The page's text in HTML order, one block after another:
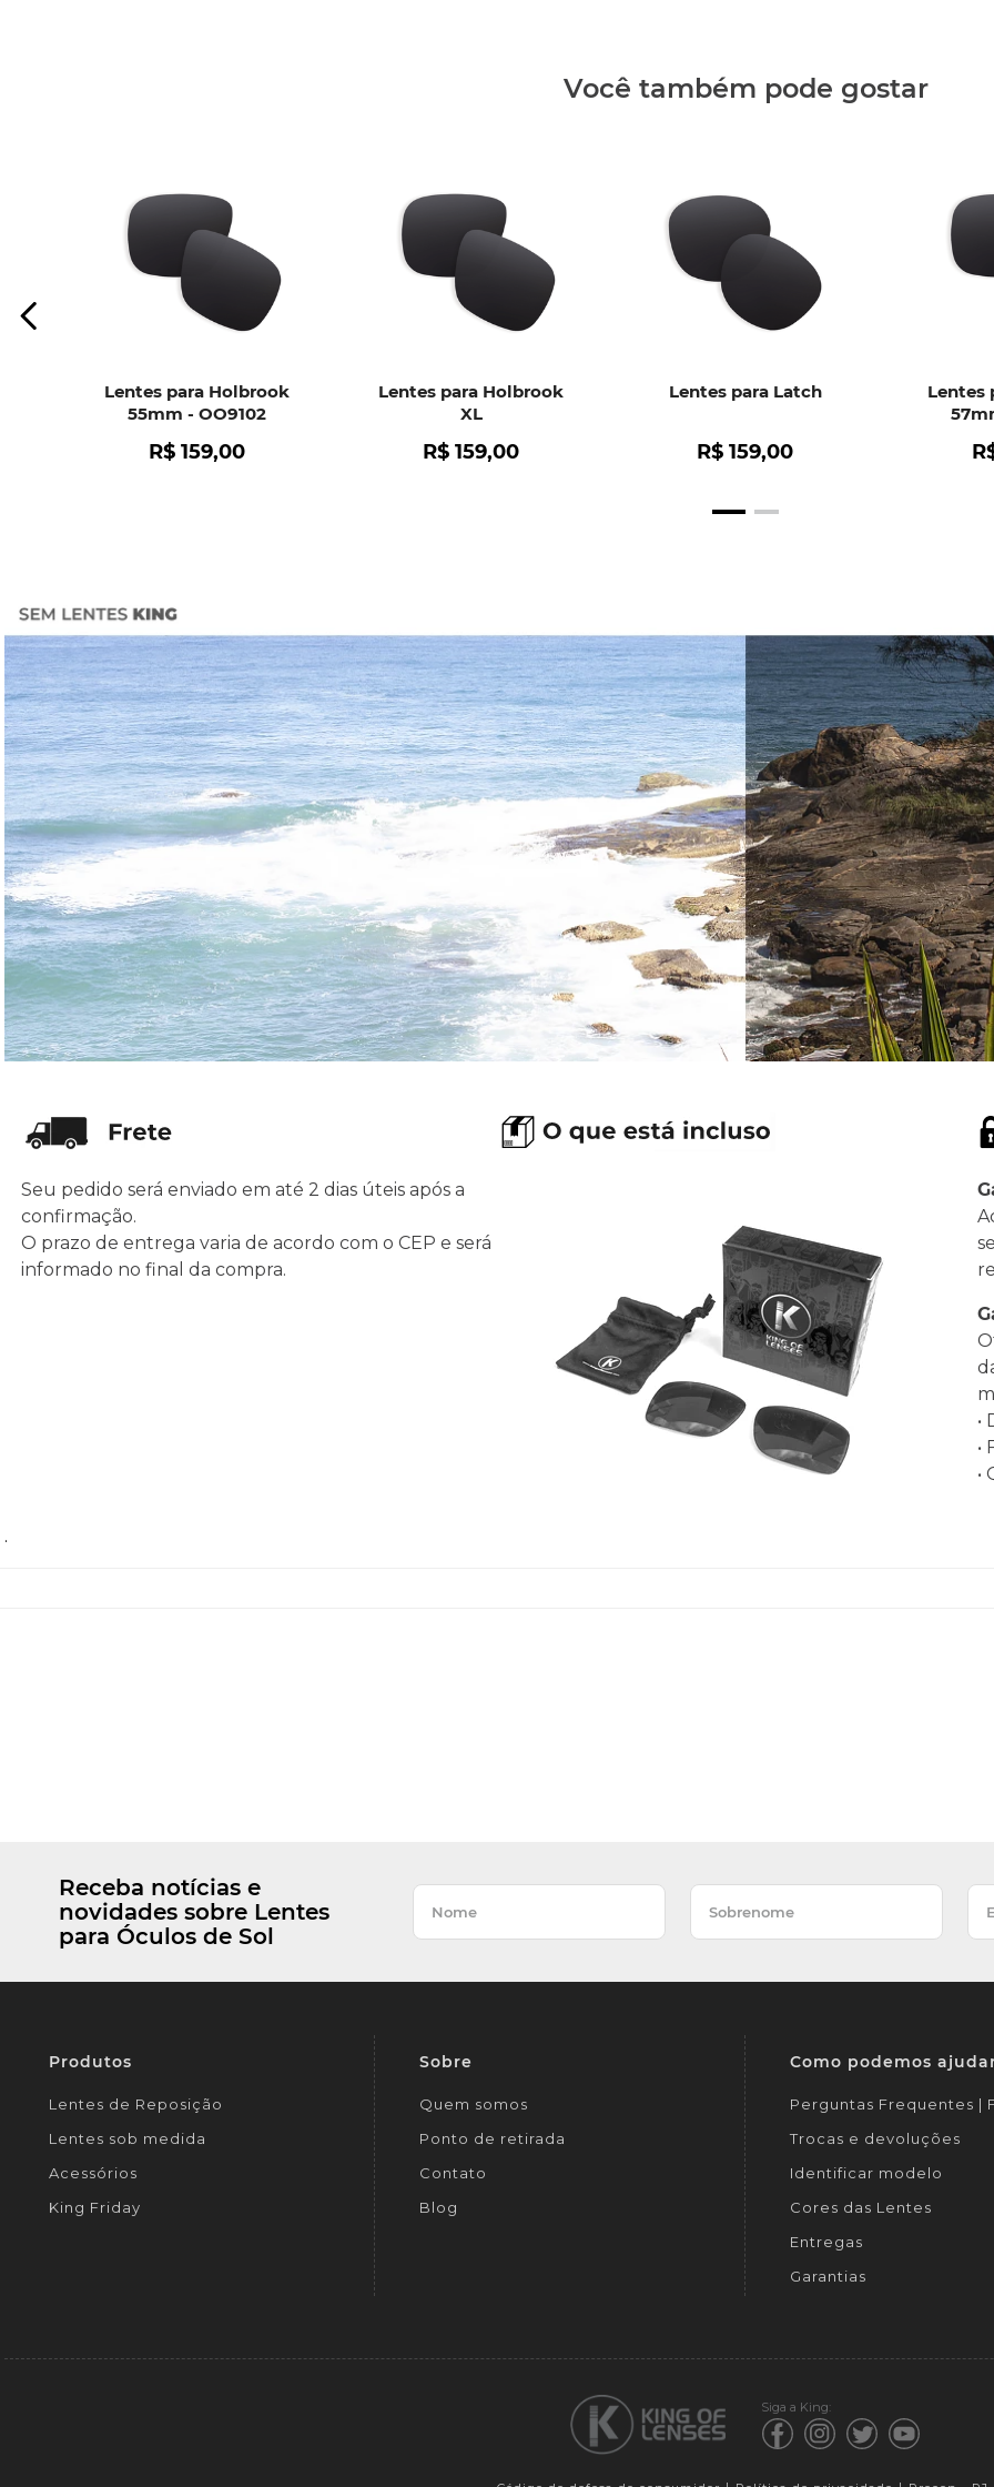
Você também pode gostar
Lentes para Holbrook
55mm - OO9102
R$ 159,00
Lentes para Holbrook
XL
R$ 159,00
Lentes para Latch
R$ 159,00
Lentes
Seu pedido será enviado em até 2 dias úteis após a
confirmação.
O prazo de entrega varia de acordo com o CEP e será
informado no final da compra.
•
•
•
.
Receba notícias e
novidades sobre Lentes
para Óculos de Sol
Produtos
Lentes de Reposição
Lentes sob medida
Acessórios
King Friday
Sobre
Quem somos
Ponto de retirada
Contato
Blog
Como podemos
Perguntas Frequentes |
Trocas e devoluções
Identificar modelo
Cores das Lentes
Entregas
Garantias
Siga a King: